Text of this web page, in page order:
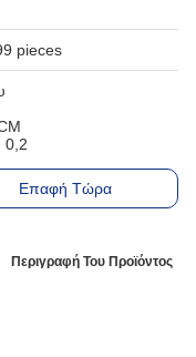
pieces
0,2
Επαφή Τώρα
Περιγραφή Του Προϊόντος